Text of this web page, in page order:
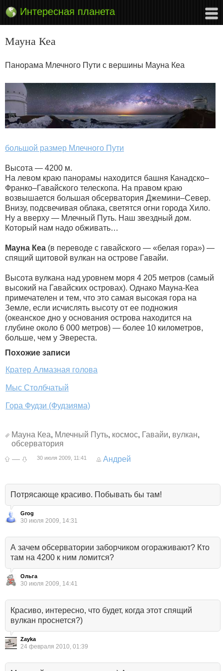
Интересная планета
Мауна Кеа
Панорама Млечного Пути с вершины Мауна Кеа
большой размер Млечного Пути
Высота — 4200 м.
На левом краю панорамы находится башня Канадско–
Франко–Гавайского телескопа. На правом краю
возвышается большая обсерватория Джемини–Север.
Внизу, подсвечивая облака, светятся огни города Хило.
Ну а вверху — Млечный Путь. Наш звездный дом.
Который нам надо обживать…
Мауна Кеа (в переводе с гавайского — «белая гора») —
спящий щитовой вулкан на острове Гавайи.
Высота вулкана над уровнем моря 4 205 метров (самый
высокий на Гавайских островах). Однако Мауна-Кеа
примечателен и тем, что это самая высокая гора на
Земле, если исчислять высоту от ее подножия
(океанское дно у основания острова находится на
глубине около 6 000 метров) — более 10 километров,
больше, чем у Эвереста.
Похожие записи
Кратер Алмазная голова
Мыс Столбчатый
Гора Фудзи (Фудзияма)
Мауна Кеа, Млечный Путь, космос, Гавайи, вулкан,
обсерватория
—
30 июля 2009, 11:41 Андрей
Потрясающе красиво. Побывать бы там!
Grog
30 июля 2009, 14:31
А зачем обсерватории заборчиком огораживают? Кто
там на 4200 к ним ломится?
Ольга
30 июля 2009, 14:41
Красиво, интересно, что будет, когда этот спящий
вулкан проснется?)
Zayka
24 февраля 2010, 01:39